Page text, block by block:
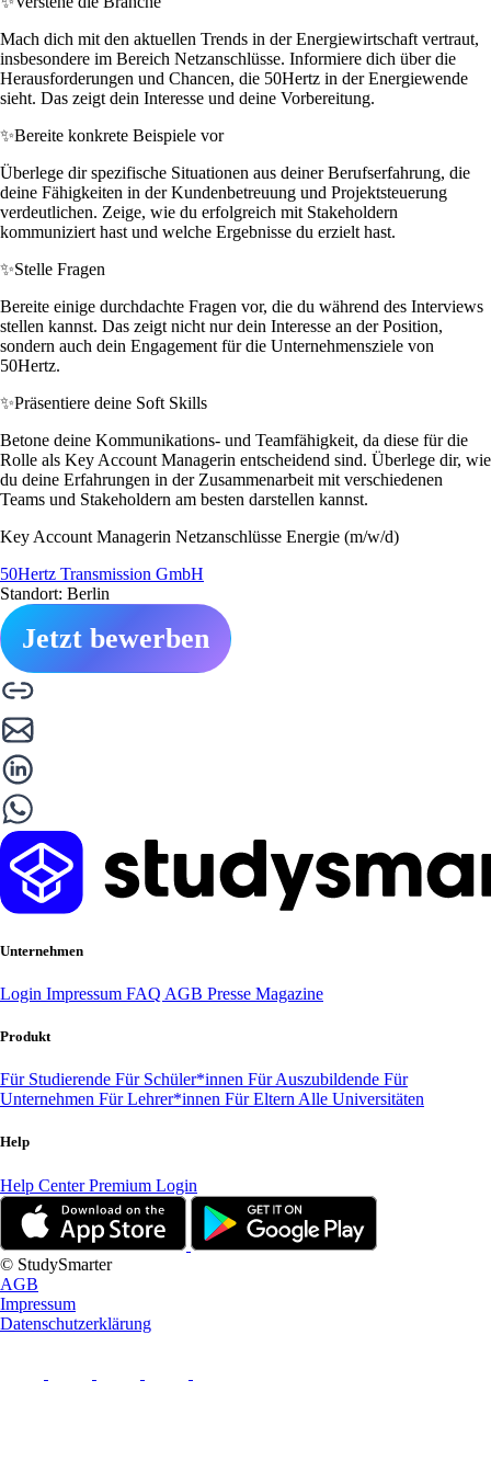
Mach dich mit den aktuellen Trends in der Energiewirtschaft vertraut,
insbesondere im Bereich Netzanschlüsse. Informiere dich über die
Herausforderungen und Chancen, die 50Hertz in der Energiewende
sieht. Das zeigt dein Interesse und deine Vorbereitung.
✨Bereite konkrete Beispiele vor
Überlege dir spezifische Situationen aus deiner Berufserfahrung, die
deine Fähigkeiten in der Kundenbetreuung und Projektsteuerung
verdeutlichen. Zeige, wie du erfolgreich mit Stakeholdern
kommuniziert hast und welche Ergebnisse du erzielt hast.
✨Stelle Fragen
Bereite einige durchdachte Fragen vor, die du während des Interviews
stellen kannst. Das zeigt nicht nur dein Interesse an der Position,
sondern auch dein Engagement für die Unternehmensziele von
50Hertz.
✨Präsentiere deine Soft Skills
Betone deine Kommunikations- und Teamfähigkeit, da diese für die
Rolle als Key Account Managerin entscheidend sind. Überlege dir, wie
du deine Erfahrungen in der Zusammenarbeit mit verschiedenen
Teams und Stakeholdern am besten darstellen kannst.
Key Account Managerin Netzanschlüsse Energie (m/w/d)
50Hertz Transmission GmbH
Standort: Berlin
Jetzt bewerben
Unternehmen
Login Impressum FAQ AGB Presse Magazine
Produkt
Für Studierende Für Schüler*innen Für Auszubildende Für
Unternehmen Für Lehrer*innen Für Eltern Alle Universitäten
Help
Help CenterPremium Login
© StudySmarter
AGB
Impressum
Datenschutzerklärung